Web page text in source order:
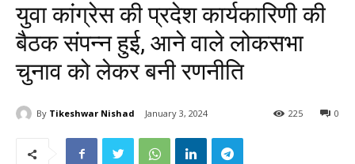
युवा कांग्रेस की प्रदेश कार्यकारिणी की
बैठक संपन्न हुई, आने वाले लोकसभा
चुनाव को लेकर बनी रणनीति
By Tikeshwar Nishad January 3, 2024 0
225